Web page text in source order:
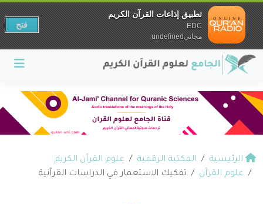
الرئيسية المكتبة الرقمية
علوم القرآن الكريم
علوم القرآن
تفكيك الاستعمار في الدراسات القرآنية
تطبيق إذاعات القرآن الكريم
EDC
مجانيundefined
فتح